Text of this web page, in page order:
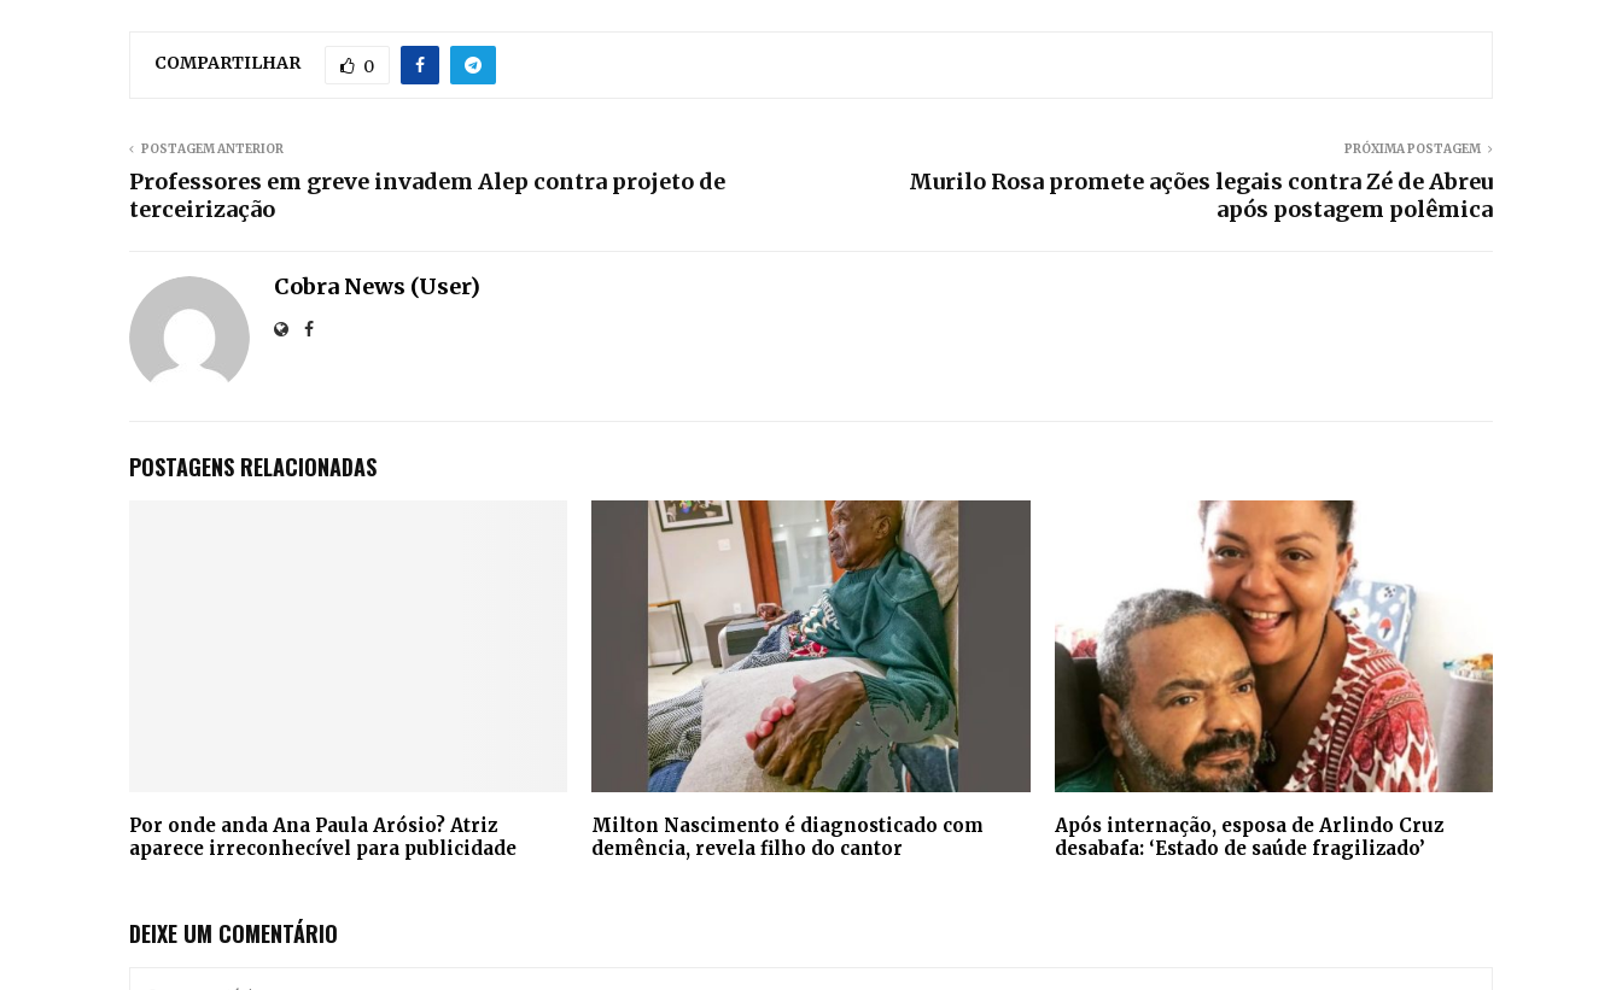
COMPARTILHAR 0
POSTAGEM ANTERIOR
Professores em greve invadem Alep contra projeto de
terceirização
PRÓXIMA POSTAGEM
Murilo Rosa promete ações legais contra Zé de Abreu
após postagem polêmica
Cobra News (User)
POSTAGENS RELACIONADAS
Por onde anda Ana Paula Arósio? Atriz
aparece irreconhecível para publicidade
Milton Nascimento é diagnosticado com
demência, revela filho do cantor
Após internação, esposa de Arlindo Cruz
desabafa: ‘Estado de saúde fragilizado’
DEIXE UM COMENTÁRIO